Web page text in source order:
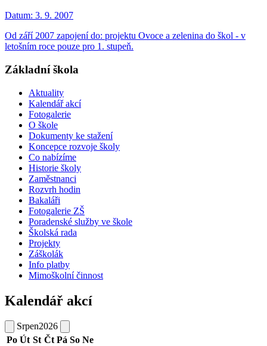
Datum: 3. 9. 2007
Od září 2007 zapojení do: projektu Ovoce a zelenina do škol - v
letošním roce pouze pro 1. stupeň.
Základní škola
Aktuality
Kalendář akcí
Fotogalerie
O škole
Dokumenty ke stažení
Koncepce rozvoje školy
Co nabízíme
Historie školy
Zaměstnanci
Rozvrh hodin
Bakaláři
Fotogalerie ZŠ
Poradenské služby ve škole
Školská rada
Projekty
Záškolák
Info platby
Mimoškolní činnost
Kalendář akcí
Srpen2026
Po Út St Čt Pá So Ne